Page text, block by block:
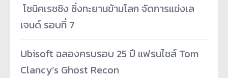
­ โซนิคเรซซิง ซิ่งทะยานข้ามโลก จัดการแข่งเล
เจนด์ รอบที่ 7
Ubisoft ฉลองครบรอบ 25 ปี แฟรนไชส์ Tom
Clancy’s Ghost Recon